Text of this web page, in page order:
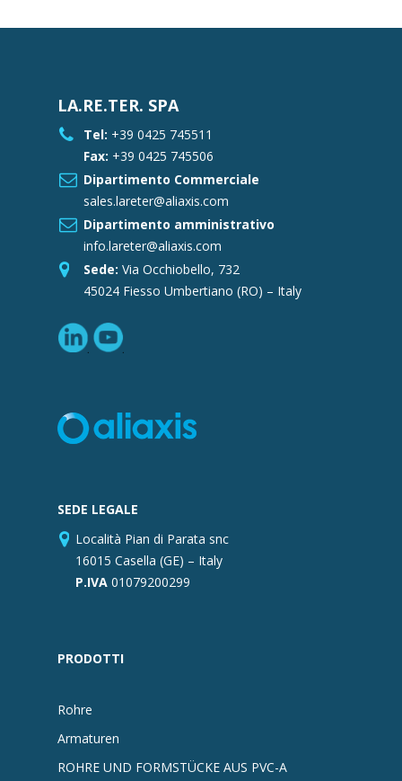
LA.RE.TER. SPA
Tel: +39 0425 745511
Fax: +39 0425 745506
Dipartimento Commerciale
sales.lareter@aliaxis.com
Dipartimento amministrativo
info.lareter@aliaxis.com
Sede: Via Occhiobello, 732
45024 Fiesso Umbertiano (RO) – Italy
SEDE LEGALE
Località Pian di Parata snc
16015 Casella (GE) – Italy
P.IVA 01079200299
PRODOTTI
Rohre
Armaturen
ROHRE UND FORMSTÜCKE AUS PVC-A